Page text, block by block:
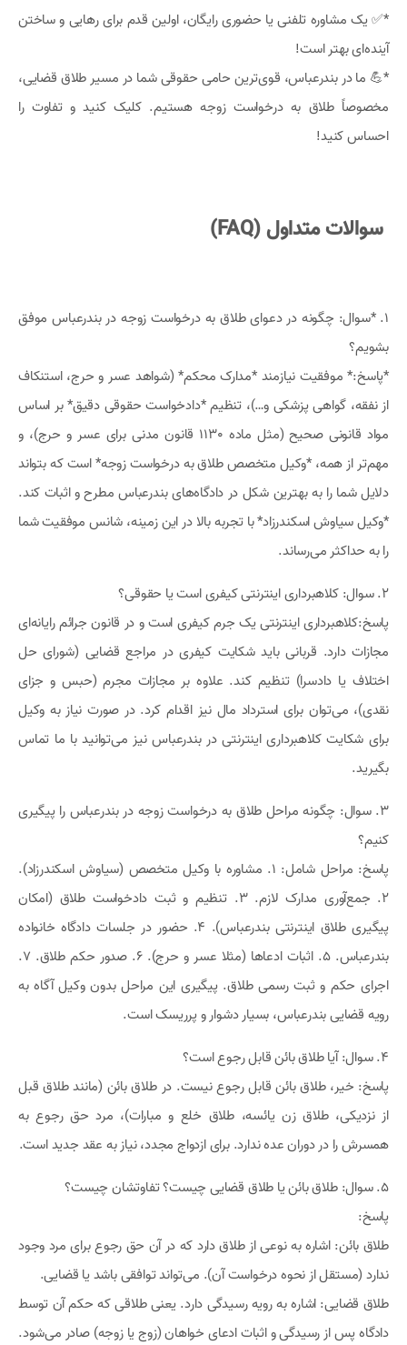
*✅ یک مشاوره تلفنی یا حضوری رایگان، اولین قدم برای رهایی و ساختن
آینده‌ای بهتر است!
*💪 ما در بندرعباس، قوی‌ترین حامی حقوقی شما در مسیر طلاق قضایی،
مخصوصاً طلاق به درخواست زوجه هستیم. کلیک کنید و تفاوت را
احساس کنید!
سوالات متداول (FAQ)
1. *سوال: چگونه در دعوای طلاق به درخواست زوجه در بندرعباس موفق
بشویم؟
*پاسخ:* موفقیت نیازمند *مدارک محکم* (شواهد عسر و حرج، استنکاف
از نفقه، گواهی پزشکی و…)، تنظیم *دادخواست حقوقی دقیق* بر اساس
مواد قانونی صحیح (مثل ماده 1130 قانون مدنی برای عسر و حرج)، و
مهم‌تر از همه، *وکیل متخصص طلاق به درخواست زوجه* است که بتواند
دلایل شما را به بهترین شکل در دادگاه‌های بندرعباس مطرح و اثبات کند.
*وکیل سیاوش اسکندرزاد* با تجربه بالا در این زمینه، شانس موفقیت شما
را به حداکثر می‌رساند.
2. سوال: کلاهبرداری اینترنتی کیفری است یا حقوقی؟
پاسخ:کلاهبرداری اینترنتی یک جرم کیفری است و در قانون جرائم رایانه‌ای
مجازات دارد. قربانی باید شکایت کیفری در مراجع قضایی (شورای حل
اختلاف یا دادسرا) تنظیم کند. علاوه بر مجازات مجرم (حبس و جزای
نقدی)، می‌توان برای استرداد مال نیز اقدام کرد. در صورت نیاز به وکیل
برای شکایت کلاهبرداری اینترنتی در بندرعباس نیز می‌توانید با ما تماس
بگیرید.
3. سوال: چگونه مراحل طلاق به درخواست زوجه در بندرعباس را پیگیری
کنیم؟
پاسخ: مراحل شامل: 1. مشاوره با وکیل متخصص (سیاوش اسکندرزاد).
2. جمع‌آوری مدارک لازم. 3. تنظیم و ثبت دادخواست طلاق (امکان
پیگیری طلاق اینترنتی بندرعباس). 4. حضور در جلسات دادگاه خانواده
بندرعباس. 5. اثبات ادعاها (مثلا عسر و حرج). 6. صدور حکم طلاق. 7.
اجرای حکم و ثبت رسمی طلاق. پیگیری این مراحل بدون وکیل آگاه به
رویه قضایی بندرعباس، بسیار دشوار و پرریسک است.
4. سوال: آیا طلاق بائن قابل رجوع است؟
پاسخ: خیر، طلاق بائن قابل رجوع نیست. در طلاق بائن (مانند طلاق قبل
از نزدیکی، طلاق زن یائسه، طلاق خلع و مبارات)، مرد حق رجوع به
همسرش را در دوران عده ندارد. برای ازدواج مجدد، نیاز به عقد جدید است.
5. سوال: طلاق بائن یا طلاق قضایی چیست؟ تفاوتشان چیست؟
پاسخ:
طلاق بائن: اشاره به نوعی از طلاق دارد که در آن حق رجوع برای مرد وجود
ندارد (مستقل از نحوه درخواست آن). می‌تواند توافقی باشد یا قضایی.
طلاق قضایی: اشاره به رویه رسیدگی دارد. یعنی طلاقی که حکم آن توسط
دادگاه پس از رسیدگی و اثبات ادعای خواهان (زوج یا زوجه) صادر می‌شود.